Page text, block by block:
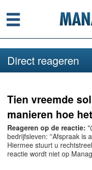
Menu
Direct reageren
Tien vreemde
manieren hoe
Reageren op de reactie:
bedrijfsleven: ''Afspraak is
Hiermee stuurt u
reactie wordt niet op